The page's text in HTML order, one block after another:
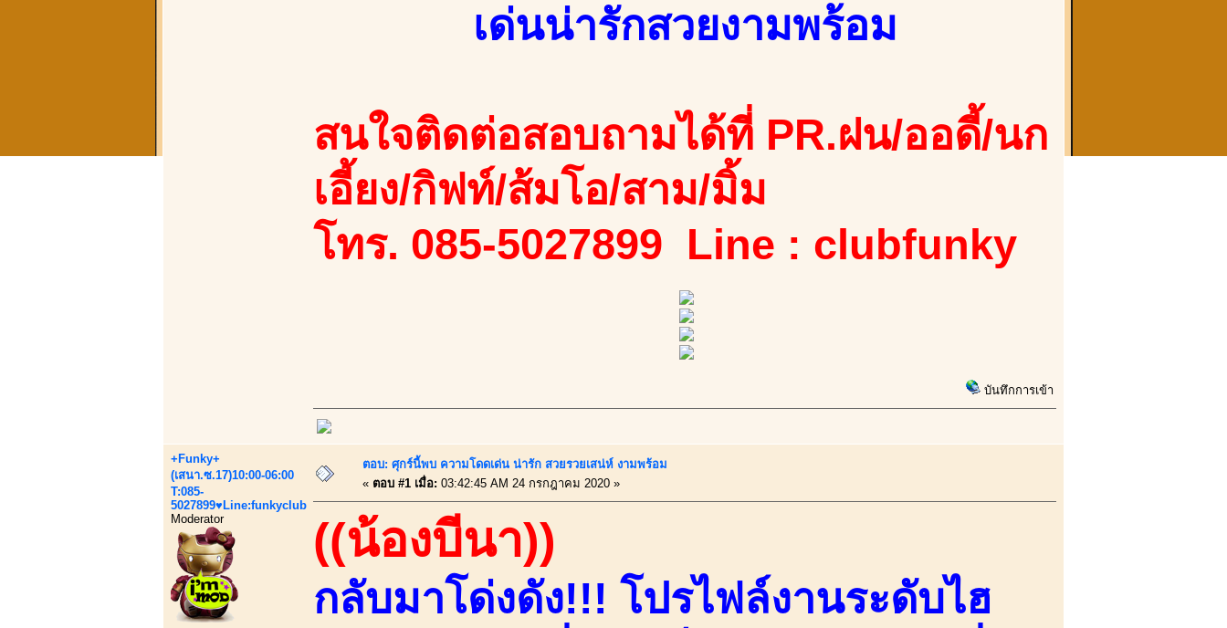
เด่นน่ารักสวยงามพร้อม
สนใจติดต่อสอบถามได้ที่ PR.ฝน/ออดี้/นก
เอี้ยง/กิฟท์/ส้มโอ/สาม/มิ้ม
โทร. 085-5027899 Line : clubfunky
บันทึกการเข้า
+Funky+
(เสนา.ซ.17)10:00-06:00
T:085-
5027899♥Line:funkyclub
Moderator
ตอบ: ศุกร์นี้พบ ความโดดเด่น น่ารัก สวยรวยเสน่ห์ งามพร้อม
« ตอบ #1 เมื่อ: 03:42:45 AM 24 กรกฎาคม 2020 »
((น้องบีนา))
กลับมาโด่งดัง!!! โปรไฟล์งานระดับไฮ